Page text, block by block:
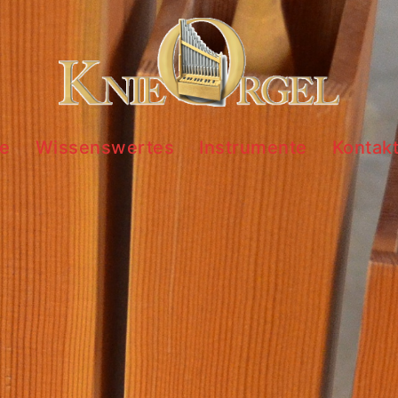
Wissenswertes Instrumente Kontakt